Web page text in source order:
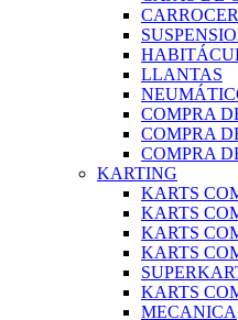
LLANTAS
COMPRA
COMPRA
COMPRA
KARTING
KARTS
KARTS
KARTS
KARTS
KARTS
MECANICA